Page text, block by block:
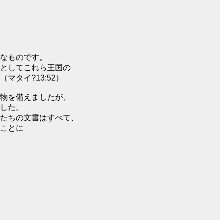
ものです。
してこれら王国の
マタイ?13:52）
を備えましたが、
た。
ちの文書はすべて、
とに